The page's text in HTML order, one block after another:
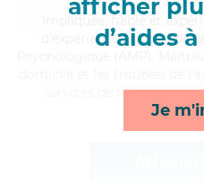
afficher
d’aides
Je
, fiable et
d'expérience et possède
services de transports,